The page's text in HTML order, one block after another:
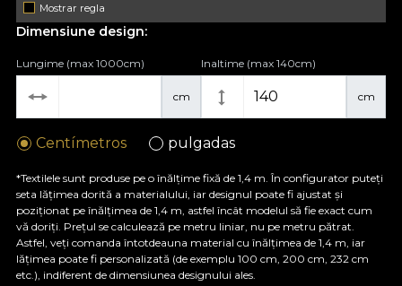
Mostrar regla
Dimensiune design:
cm
Lungime (max 1000cm)
cm
Inaltime (max 140cm)
Centímetros pulgadas
*Textilele sunt produse pe o înălțime fixă de 1,4 m. În configurator puteți
seta lățimea dorită a materialului, iar designul poate fi ajustat și
poziționat pe înălțimea de 1,4 m, astfel încât modelul să fie exact cum
vă doriți. Prețul se calculează pe metru liniar, nu pe metru pătrat.
Astfel, veți comanda întotdeauna material cu înălțimea de 1,4 m, iar
lățimea poate fi personalizată (de exemplu 100 cm, 200 cm, 232 cm
etc.), indiferent de dimensiunea designului ales.